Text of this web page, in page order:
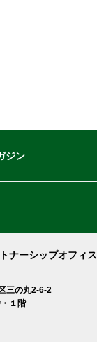
ジン
ナーシップオフィス
三の丸2-6-2
１階